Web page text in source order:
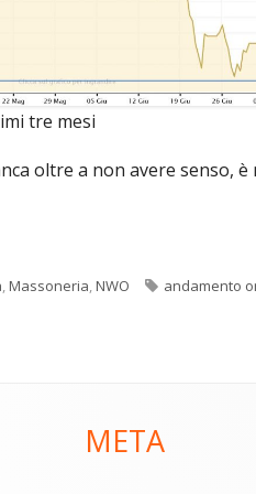
tre mesi
oltre a non avere senso,
,Massoneria,NWO Tag
andamento
META